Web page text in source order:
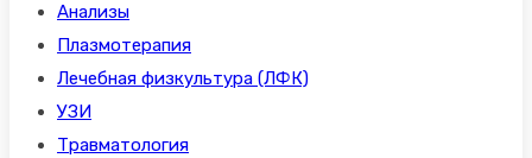
Анализы
Плазмотерапия
Лечебная физкультура (ЛФК)
УЗИ
Травматология